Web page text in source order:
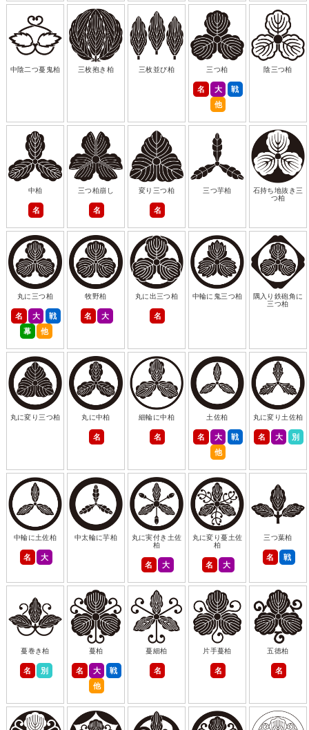
中陰二つ蔓鬼柏 三枚抱き柏 三枚並び柏 三つ柏
名 大
戦
他
陰三つ柏
中柏
名
三つ柏崩し
名
変り三つ柏
名
三つ芋柏
石持ち地抜き三
つ柏
丸に三つ柏
名 大
戦
幕
他
牧野柏
名 大
丸に出三つ柏
名
中輪に鬼三つ柏
隅入り鉄砲角に
三つ柏
丸に変り三つ柏 丸に中柏
名
細輪に中柏
名
土佐柏
名 大
戦
他
丸に変り土佐柏
名 大 別
中輪に土佐柏
名 大
中太輪に芋柏
丸に実付き土佐
柏
名 大
丸に変り蔓土佐
柏
名 大
三つ葉柏
名 戦
蔓巻き柏
名 別
蔓柏
名 大
戦
他
蔓細柏
名
片手蔓柏
名
五徳柏
名